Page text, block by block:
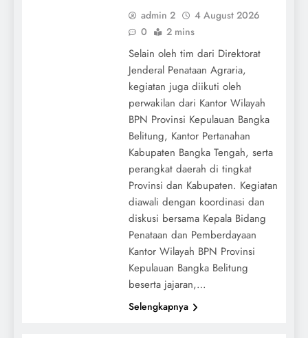
admin 2
4 August 2026
0
2 mins
Selain oleh tim dari Direktorat
Jenderal Penataan Agraria,
kegiatan juga diikuti oleh
perwakilan dari Kantor Wilayah
BPN Provinsi Kepulauan Bangka
Belitung, Kantor Pertanahan
Kabupaten Bangka Tengah, serta
perangkat daerah di tingkat
Provinsi dan Kabupaten. Kegiatan
diawali dengan koordinasi dan
diskusi bersama Kepala Bidang
Penataan dan Pemberdayaan
Kantor Wilayah BPN Provinsi
Kepulauan Bangka Belitung
beserta jajaran,…
Selengkapnya